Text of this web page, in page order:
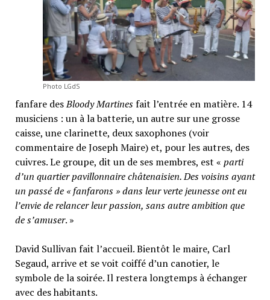
Photo LGdS
fanfare desBloody Martinesfait l’entrée en matière. 14
musiciens : un à la batterie, un autre sur une grosse
caisse, une clarinette, deux saxophones (voir
commentaire de Joseph Maire) et, pour les autres, des
cuivres. Le groupe, dit un de ses membres, est « parti
d’un quartier pavillonnaire châtenaisien. Des voisins ayant
un passé de « fanfarons » dans leur verte jeunesse ont eu
l’envie de relancer leur passion, sans autre ambition que
de s’amuser. »
David Sullivan fait l’accueil. Bientôt le maire, Carl
Segaud, arrive et se voit coiffé d’un canotier, le
symbole de la soirée. Il restera longtemps à échanger
avec des habitants.